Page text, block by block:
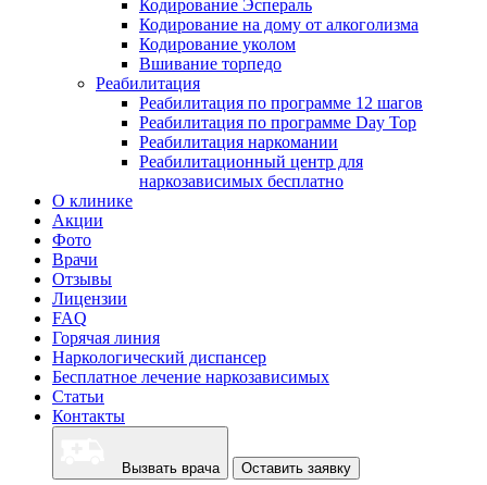
Кодирование Эспераль
Кодирование на дому от алкоголизма
Кодирование уколом
Вшивание торпедо
Реабилитация
Реабилитация по программе 12 шагов
Реабилитация по программе Day Top
Реабилитация наркомании
Реабилитационный центр для
наркозависимых бесплатно
О клинике
Акции
Фото
Врачи
Отзывы
Лицензии
FAQ
Горячая линия
Наркологический диспансер
Бесплатное лечение наркозависимых
Статьи
Контакты
Вызвать врача Оставить заявку